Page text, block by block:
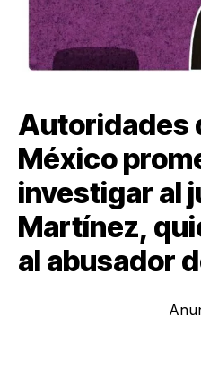
Autoridades
México
investigar al
Martínez,
al abusador